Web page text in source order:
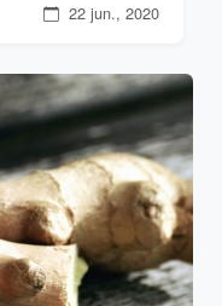
22 jun., 2020